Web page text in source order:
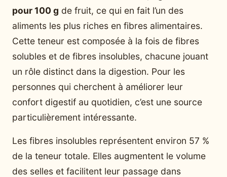
pour 100 g de fruit, ce qui en fait l’un des
aliments les plus riches en fibres alimentaires.
Cette teneur est composée à la fois de fibres
solubles et de fibres insolubles, chacune jouant
un rôle distinct dans la digestion. Pour les
personnes qui cherchent à améliorer leur
confort digestif au quotidien, c’est une source
particulièrement intéressante.
Les fibres insolubles représentent environ 57 %
de la teneur totale. Elles augmentent le volume
des selles et facilitent leur passage dans